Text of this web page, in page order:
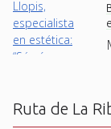
Ruta de La